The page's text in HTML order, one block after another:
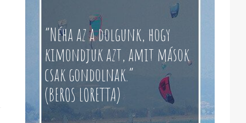
“Néha az a dolgunk, hogy
kimondjuk azt, amit mások
csak gondolnak.”
(BEROS LORETTA)